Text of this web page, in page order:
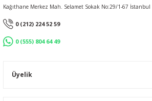
Kağıthane Merkez Mah. Selamet Sokak No:29/1-67 İstanbul
0 (212) 224 52 59
0 (555) 804 64 49
Üyelik